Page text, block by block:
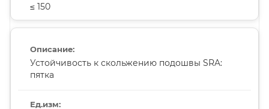
≤ 150
Устойчивость к скольжению подошвы SRA:
пятка